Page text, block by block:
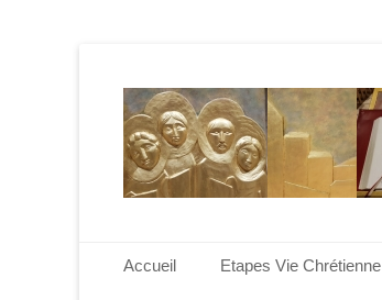
Menu principal
Accueil Etapes Vie Chrétienne